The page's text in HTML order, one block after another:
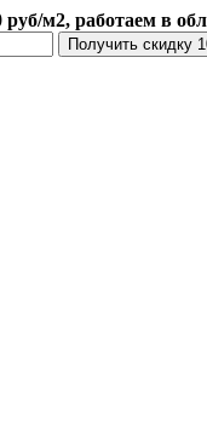
руб/м2, работаем в
Получить скидку